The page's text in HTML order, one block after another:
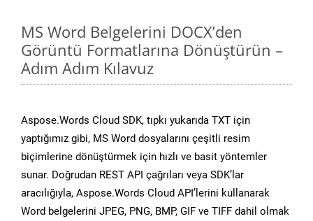
MS Word Belgelerini DOCX’den
Görüntü Formatlarına Dönüştürün –
Adım Adım Kılavuz
Aspose.Words Cloud SDK, tıpkı yukarıda TXT için
yaptığımız gibi, MS Word dosyalarını çeşitli resim
biçimlerine dönüştürmek için hızlı ve basit yöntemler
sunar. Doğrudan REST API çağrıları veya SDK’lar
aracılığıyla, Aspose.Words Cloud API’lerini kullanarak
Word belgelerini JPEG, PNG, BMP, GIF ve TIFF dahil olmak